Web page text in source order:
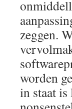
zeggen.
worden
in staat is